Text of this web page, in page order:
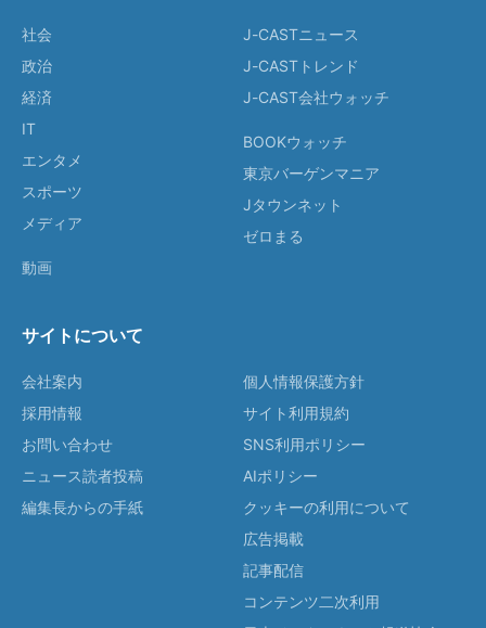
社会
政治
経済
IT
エンタメ
スポーツ
メディア
動画
J-CASTニュース
J-CASTトレンド
J-CAST会社ウォッチ
BOOKウォッチ
東京バーゲンマニア
Jタウンネット
ゼロまる
サイトについて
会社案内
採用情報
お問い合わせ
ニュース読者投稿
編集長からの手紙
個人情報保護方針
サイト利用規約
SNS利用ポリシー
AIポリシー
クッキーの利用について
広告掲載
記事配信
コンテンツ二次利用